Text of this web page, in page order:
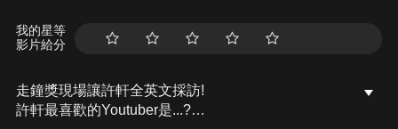
我的星等
影片給分
走鐘獎現場讓許軒全英文採訪!
許軒最喜歡的Youtuber是...?